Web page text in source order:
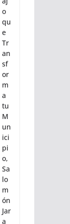
Co
n
Tr
ab
aj
o
qu
e
Tr
an
sf
or
m
a
tu
M
un
ici
pi
o,